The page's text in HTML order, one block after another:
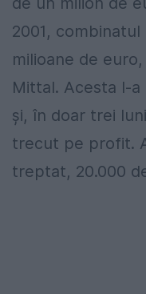
2001,
milioane de
Mittal. Acesta l-
și, în doar trei
trecut pe profit.
treptat, 20.000